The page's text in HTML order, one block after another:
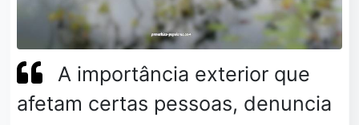
A importância exterior que
afetam certas pessoas, denuncia